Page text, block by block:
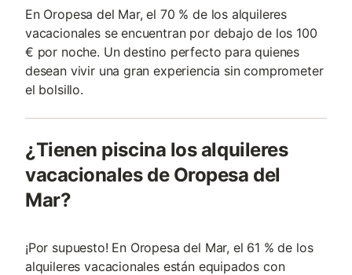
En Oropesa del Mar, el 70 % de los alquileres
vacacionales se encuentran por debajo de los 100
€ por noche. Un destino perfecto para quienes
desean vivir una gran experiencia sin comprometer
el bolsillo.
¿Tienen piscina los alquileres
vacacionales de Oropesa del
Mar?
¡Por supuesto! En Oropesa del Mar, el 61 % de los
alquileres vacacionales están equipados con